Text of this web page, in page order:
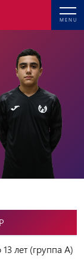
MENU
лет (группа А)